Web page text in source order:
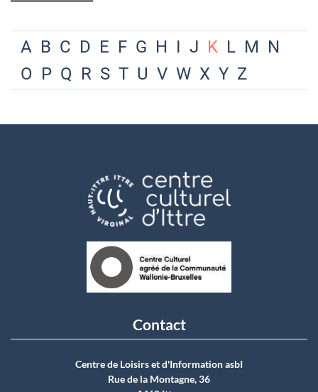
A B C D E F G H I J K L M N
O P Q R S T U V W X Y Z
Contact
Centre de Loisirs et d'Information asbI
Rue de la Montagne, 36